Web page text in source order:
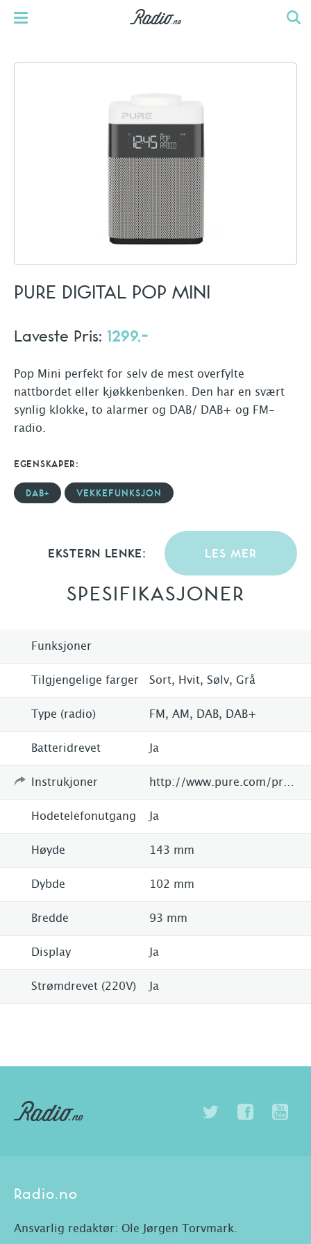
PURE DIGITAL POP MINI
Laveste Pris: 1299,-
Pop Mini perfekt for selv de mest overfylte
nattbordet eller kjøkkenbenken. Den har en svært
synlig klokke, to alarmer og DAB/ DAB+ og FM-
radio.
EGENSKAPER:
DAB+ VEKKEFUNKSJON
EKSTERN LENKE: LES MER
SPESIFIKASJONER
Funksjoner
Tilgjengelige farger Sort, Hvit, Sølv, Grå
Type (radio) FM, AM, DAB, DAB+
Batteridrevet Ja
Instrukjoner
Hodetelefonutgang Ja
Høyde 143 mm
Dybde 102 mm
Bredde 93 mm
Display Ja
Strømdrevet (220V) Ja
Radio.no
Ansvarlig redaktør: Ole Jørgen Torvmark.